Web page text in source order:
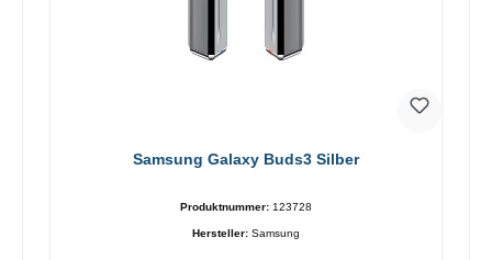
Samsung Galaxy Buds3 Silber
Produktnummer: 123728
Hersteller: Samsung